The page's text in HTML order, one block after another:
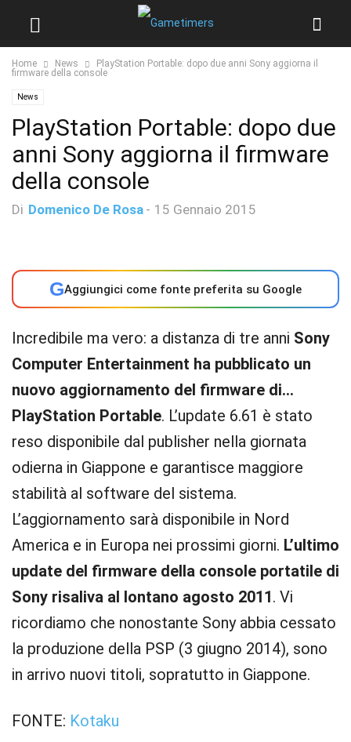
Home News
PlayStation Portable: dopo due anni Sony aggiorna il
firmware della console
News
PlayStation Portable: dopo due
anni Sony aggiorna il firmware
della console
Di Domenico De Rosa - 15 Gennaio 2015
GAggiungici come fonte preferita su Google
Incredibile ma vero: a distanza di tre anni Sony
Computer Entertainment ha pubblicato un
nuovo aggiornamento del firmware di…
PlayStation Portable. L’update 6.61 è stato
reso disponibile dal publisher nella giornata
odierna in Giappone e garantisce maggiore
stabilità al software del sistema.
L’aggiornamento sarà disponibile in Nord
America e in Europa nei prossimi giorni. L’ultimo
update del firmware della console portatile di
Sony risaliva al lontano agosto 2011. Vi
ricordiamo che nonostante Sony abbia cessato
la produzione della PSP (3 giugno 2014), sono
in arrivo nuovi titoli, sopratutto in Giappone.
FONTE: Kotaku